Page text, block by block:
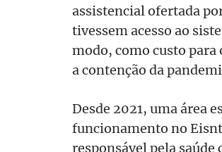
assistencial ofertada
tivessem acesso ao
modo, como custo
a contenção da
Desde 2021, uma área
funcionamento no
responsável pela saúde